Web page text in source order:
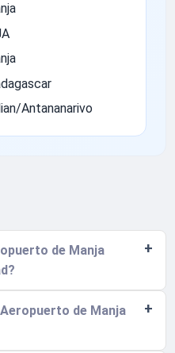
Antananarivo
de Manja
de Manja